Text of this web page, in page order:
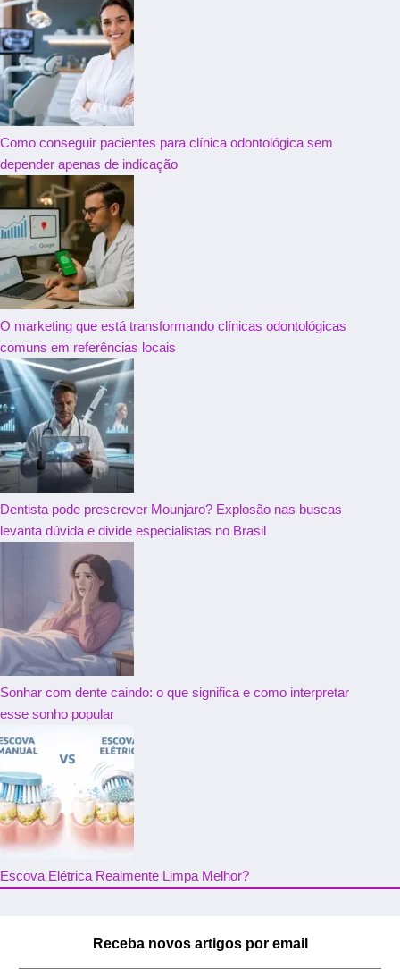
Como conseguir pacientes para clínica odontológica sem
depender apenas de indicação
O marketing que está transformando clínicas odontológicas
comuns em referências locais
Dentista pode prescrever Mounjaro? Explosão nas buscas
levanta dúvida e divide especialistas no Brasil
Sonhar com dente caindo: o que significa e como interpretar
esse sonho popular
Escova Elétrica Realmente Limpa Melhor?
Receba novos artigos por email